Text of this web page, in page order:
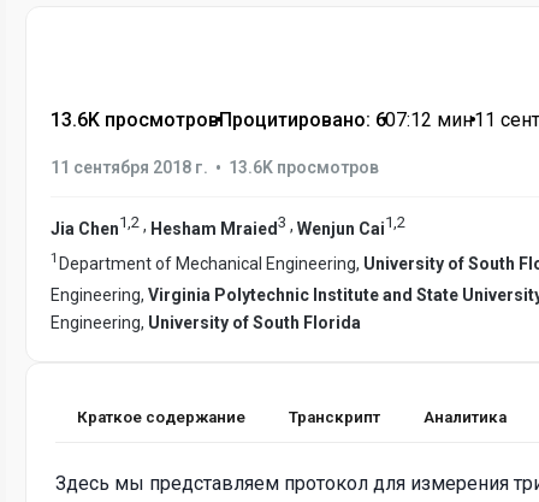
13.6K просмотров•Процитировано: 6•07:12 мин•11
11 сентября 2018 г. • 13.6K просмотров
Jia Chen1,2 , Hesham Mraied 3 , Wenjun Cai1,2
1 Department of Mechanical Engineering, University of South
Engineering, Virginia Polytechnic Institute and State
Engineering, University of South Florida
Краткое содержание Транскрипт Аналитика
Здесь мы представляем протокол для измерения